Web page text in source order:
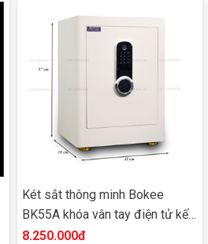
Két sắt thông minh Bokee
BK55A khóa vân tay điện tử kết
nối điện thoại
8.250.000đ